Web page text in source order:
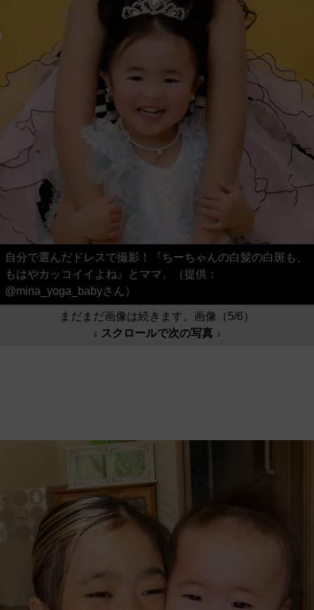
自分で選んだドレスで撮影！『ちーちゃんの白髪の白斑も、
もはやカッコイイよね』とママ。（提供：
@mina_yoga_babyさん）
まだまだ画像は続きます。画像（5/6）
↓ スクロールで次の写真 ↓